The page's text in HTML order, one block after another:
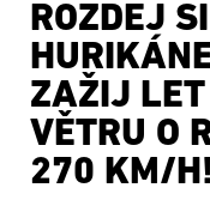
ROZDEJ
ZAŽIJ LET
VĚTRU O
270 KM/H!